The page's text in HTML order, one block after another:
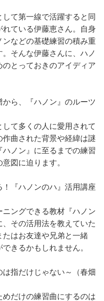
て第一線で活躍すると同
ている伊藤恵さん。自身
などの基礎練習の積み重
そんな伊藤さんに、ハノ
とっておきのアイディア
ら、『ハノン』のルーツ
て多くの人に愛用されて
曲された背景や経緯は謎
ノン』に至るまでの練習
図に迫ります。
『ハノンのハ』活用講座
ングできる教材『ハノン
その活用法を教えていた
はお友達や兄弟と一緒
きるかもしれません。
指だけじゃない～（春畑
だけの練習曲にするのは